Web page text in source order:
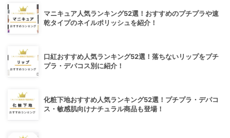
マニキュア人気ランキング52選！おすすめのプチプラや速
乾タイプのネイルポリッシュを紹介！
口紅おすすめ人気ランキング52選！落ちないリップをプチ
プラ・デパコス別に紹介！
化粧下地おすすめ人気ランキング52選！プチプラ・デパコ
ス・敏感肌向けナチュラル商品も登場！